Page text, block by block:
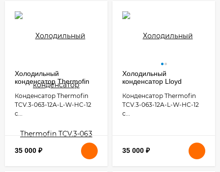
Холодильный
конденсатор Thermofin
TCV.3-063 (33 кВт) бу
Конденсатор Thermofin
TCV.3-063-12A-L-W-HC-12
c...
35 000 ₽
Холодильный
конденсатор Lloyd
Конденсатор Thermofin
TCV.3-063-12A-L-W-HC-12
c...
35 000 ₽